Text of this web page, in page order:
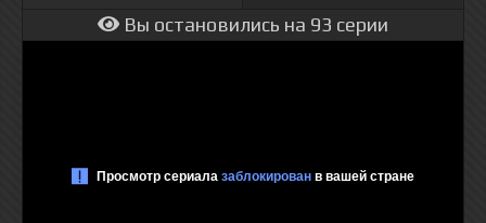
Вы остановились на 93 серии